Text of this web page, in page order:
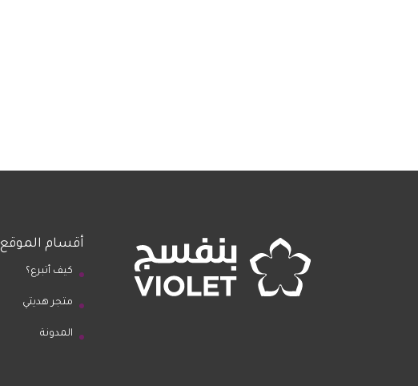
أقسام الموقع
كيف أتبرع؟
متجر هديتي
المدونة